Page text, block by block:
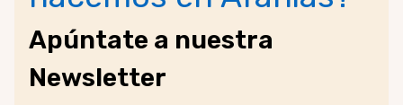
Apúntate a nuestra
Newsletter